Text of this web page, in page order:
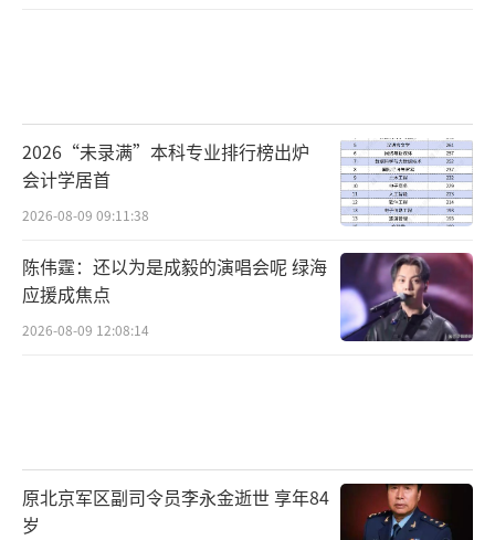
最后送姐妹们一句话：别让别人的标准绑
架了你的身体。你不需要为了迎合谁去改变自
己独特的生理结构。那个微微凸起的小肚子，
它不是瑕疵，它只是证明你是一个健康的、鲜
活的、有子宫有内脏的人类女性。你该爱它，
（责任编辑：zx0002）
2026“未录满”本科专业排行榜出炉
会计学居首
2026-08-09 09:11:38
陈伟霆：还以为是成毅的演唱会呢 绿海
应援成焦点
2026-08-09 12:08:14
原北京军区副司令员李永金逝世 享年84
岁